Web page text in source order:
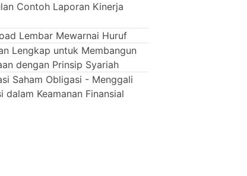
Contoh Laporan Kinerja
Lembar Mewarnai Huruf
Lengkap untuk Membangun
dengan Prinsip Syariah
Saham Obligasi - Menggali
dalam Keamanan Finansial